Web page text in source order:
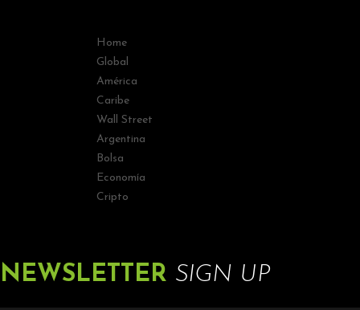
Home
Global
América
Caribe
Wall Street
Argentina
Bolsa
Economía
Cripto
NEWSLETTER SIGN UP